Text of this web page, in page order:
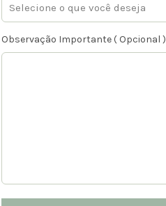
Selecione o que você deseja
Observação Importante ( Opcional )